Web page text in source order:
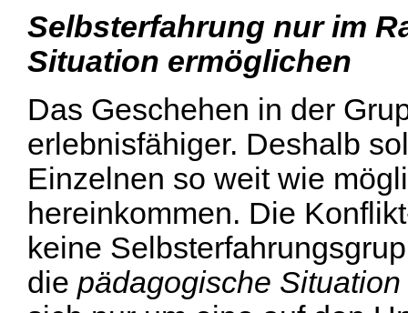
Selbsterfahrung nur im
Situation ermöglichen
Das Geschehen in der
erlebnisfähiger. Deshalb
Einzelnen so weit wie
hereinkommen. Die
keine
die pädagogische Situation